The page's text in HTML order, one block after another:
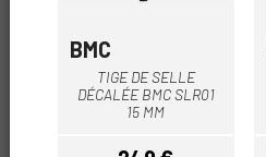
BMC
TIGE DE SELLE
DÉCALÉE BMC SLR01
15 MM